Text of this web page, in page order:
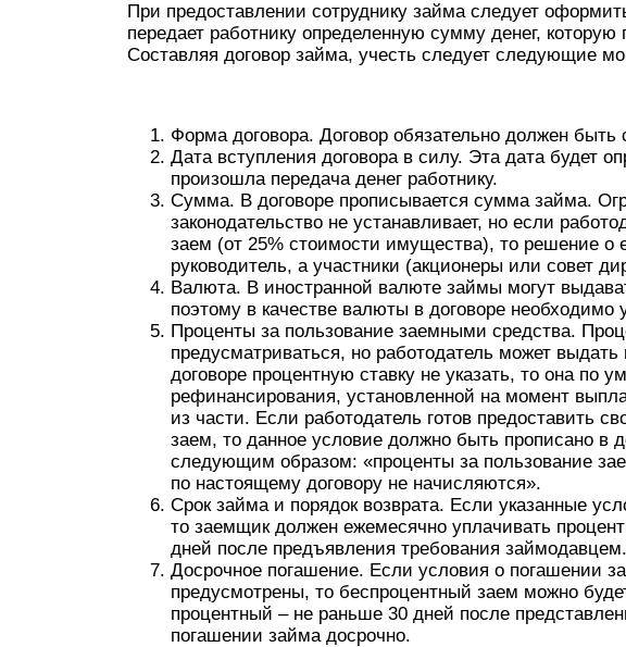
При предоставлении сотруднику займа следует
передает работнику определенную сумму денег, которую
Составляя договор займа, учесть следует следующие
Форма договора. Договор обязательно должен
Дата вступления договора в силу. Эта дата будет
произошла передача денег работнику.
Сумма. В договоре прописывается сумма займа.
законодательство не устанавливает, но если
заем (от 25% стоимости имущества), то решение о
руководитель, а участники (акционеры или совет
Валюта. В иностранной валюте займы могут
поэтому в качестве валюты в договоре необходимо
Проценты за пользование заемными средства.
предусматриваться, но работодатель может
договоре процентную ставку не указать, то она по
рефинансирования, установленной на момент
из части. Если работодатель готов предоставить
заем, то данное условие должно быть прописано в
следующим образом: «проценты за пользование
по настоящему договору не начисляются».
Срок займа и порядок возврата. Если указанные
то заемщик должен ежемесячно уплачивать
дней после предъявления требования займодавцем.
Досрочное погашение. Если условия о погашении
предусмотрены, то беспроцентный заем можно
процентный – не раньше 30 дней после
погашении займа досрочно.